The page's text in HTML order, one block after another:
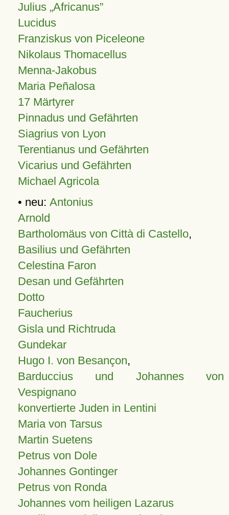
Julius Africanus
Lucidus
Franziskus von Piceleone
Nikolaus Thomacellus
Menna-Jakobus
Maria Peñalosa
17 Märtyrer
Pinnadus und Gefährten
Siagrius von Lyon
Terentianus und Gefährten
Vicarius und Gefährten
Michael Agricola
• neu: Antonius
Arnold
Bartholomäus von Città di Castello,
Basilius und Gefährten
Celestina Faron
Desan und Gefährten
Dotto
Faucherius
Gisla und Richtruda
Gundekar
Hugo I. von Besançon,
Barduccius und Johannes von
Vespignano
konvertierte Juden in Lentini
Maria von Tarsus
Martin Suetens
Petrus von Dole
Johannes Gontinger
Petrus von Ronda
Johannes vom heiligen Lazarus